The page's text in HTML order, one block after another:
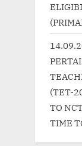
(TET-
TO
TIME